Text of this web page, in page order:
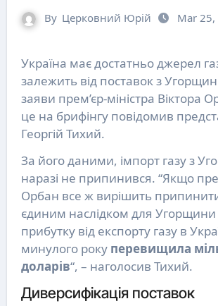
By Церковний Юрій Mar 25,
Україна має достатньо джерел газу та не
залежить від поставок з
заяви прем’єр-міністра Віктора
це на брифінгу повідомив
Георгій Тихий.
За його даними, імпорт газу з
наразі не припинився. “Якщо
Орбан все ж вирішить
єдиним наслідком для Угорщини
прибутку від експорту газу в
минулого року перевищила
доларів“, – наголосив Тихий.
Диверсифікація поставок